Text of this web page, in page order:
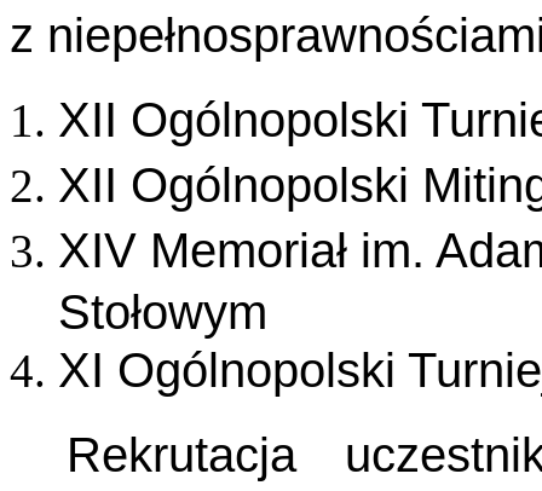
z
XII Ogólnopolski
XII Ogólnopolski
XIV Memoriał im.
Stołowym
XI Ogólnopolski
Rekrutacja